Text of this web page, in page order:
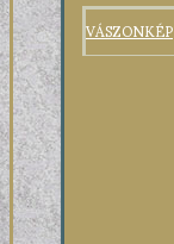
VÁSZONKÉP